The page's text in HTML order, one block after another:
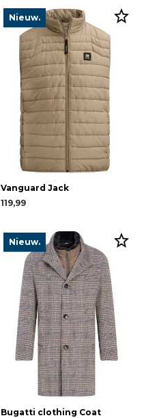
Nieuw.
Vanguard Jack
119,99
Nieuw.
Bugatti clothing Coat